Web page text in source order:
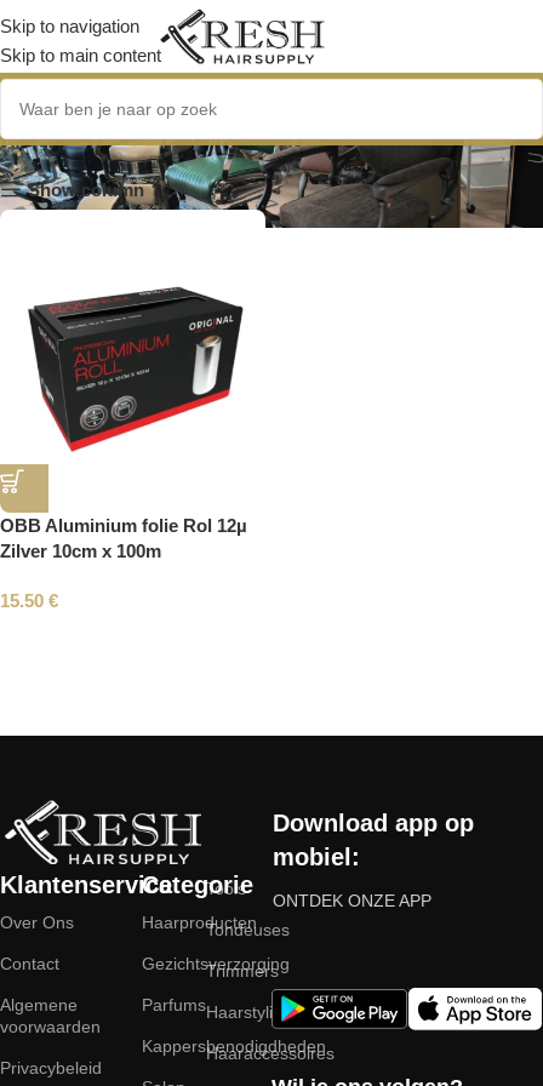
Skip to navigation
Skip to main content
OBB Aluminium folie Rol
Show column
OBB Aluminium folie Rol 12µ
Zilver 10cm x 100m
15.50 €
Klantenservice
Over Ons
Contact
Algemene
voorwaarden
Privacybeleid
Categorie
Haarproducten
Gezichtsverzorging
Parfums
Kappersbenodigdheden
Tools
Tondeuses
Trimmers
Haarstyling
Haaraccessoires
Download app op
mobiel:
ONTDEK ONZE APP